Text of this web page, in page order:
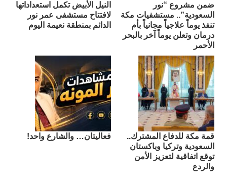
ضمن مشروع “نور
السعودية”.. مستشفيات مكة
تنفذ يوماً علاجياً مجانياً بأم
درمان وتعلن يوماً آخر بالبحر
الأحمر
النيل الأبيض تكمل استعداداتها
لافتتاح مستشفى عمر نور
الدائم بمنطقة نعيمة اليوم
قمة مكة للدفاع المشترك..
السعودية وتركيا وباكستان
توقع اتفاقية لتعزيز الأمن
والردع
فعاليتان… والشارع واحد!